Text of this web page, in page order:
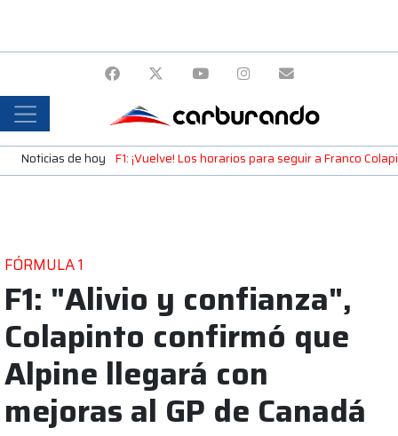
Noticias de hoy F1: ¡Vuelve! Los horarios para seguir a Franco
FÓRMULA 1
F1: "Alivio y confianza",
Colapinto confirmó que
Alpine llegará con
mejoras al GP de Canadá